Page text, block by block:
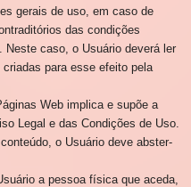
gerais de uso, em caso de
das condições
caso, o Usuário deverá ler
para esse efeito pela
Web implica e supõe a
Legal e das Condições de Uso.
o Usuário deve abster-
a pessoa física que aceda,